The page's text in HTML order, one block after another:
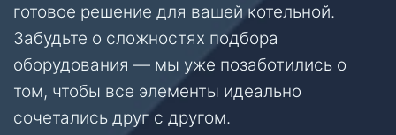
готовое решение для вашей котельной.
Забудьте о сложностях подбора
оборудования — мы уже позаботились о
том, чтобы все элементы идеально
сочетались друг с другом.